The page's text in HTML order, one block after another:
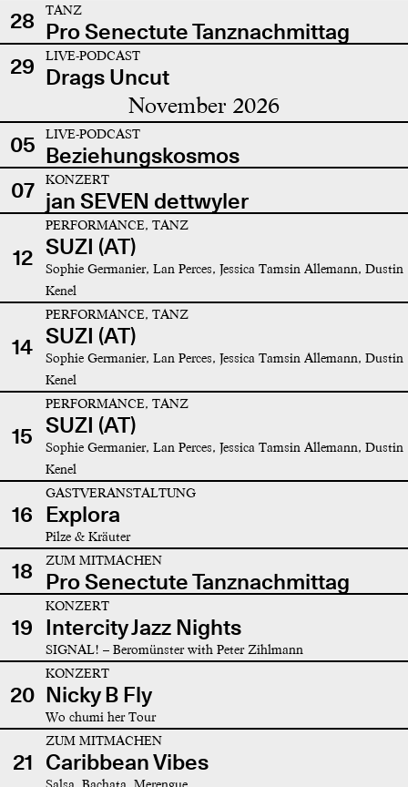
28
TANZ
Pro Senectute Tanznachmittag
29
LIVE-PODCAST
Drags Uncut
November 2026
05 LIVE-PODCAST
Beziehungskosmos
07
KONZERT
jan SEVEN dettwyler
12
PERFORMANCE, TANZ
SUZI (AT)
Sophie Germanier, Lan Perces, Jessica Tamsin Allemann, Dustin
Kenel
14
PERFORMANCE, TANZ
SUZI (AT)
Sophie Germanier, Lan Perces, Jessica Tamsin Allemann, Dustin
Kenel
15
PERFORMANCE, TANZ
SUZI (AT)
Sophie Germanier, Lan Perces, Jessica Tamsin Allemann, Dustin
Kenel
16
GASTVERANSTALTUNG
Explora
Pilze & Kräuter
18 ZUM MITMACHEN
Pro Senectute Tanznachmittag
19
KONZERT
Intercity Jazz Nights
SIGNAL! – Beromünster with Peter Zihlmann
20
KONZERT
Nicky B Fly
Wo chumi her Tour
21
ZUM MITMACHEN
Caribbean Vibes